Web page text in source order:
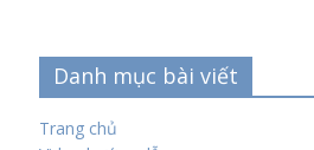
Danh mục bài viết
Trang chủ